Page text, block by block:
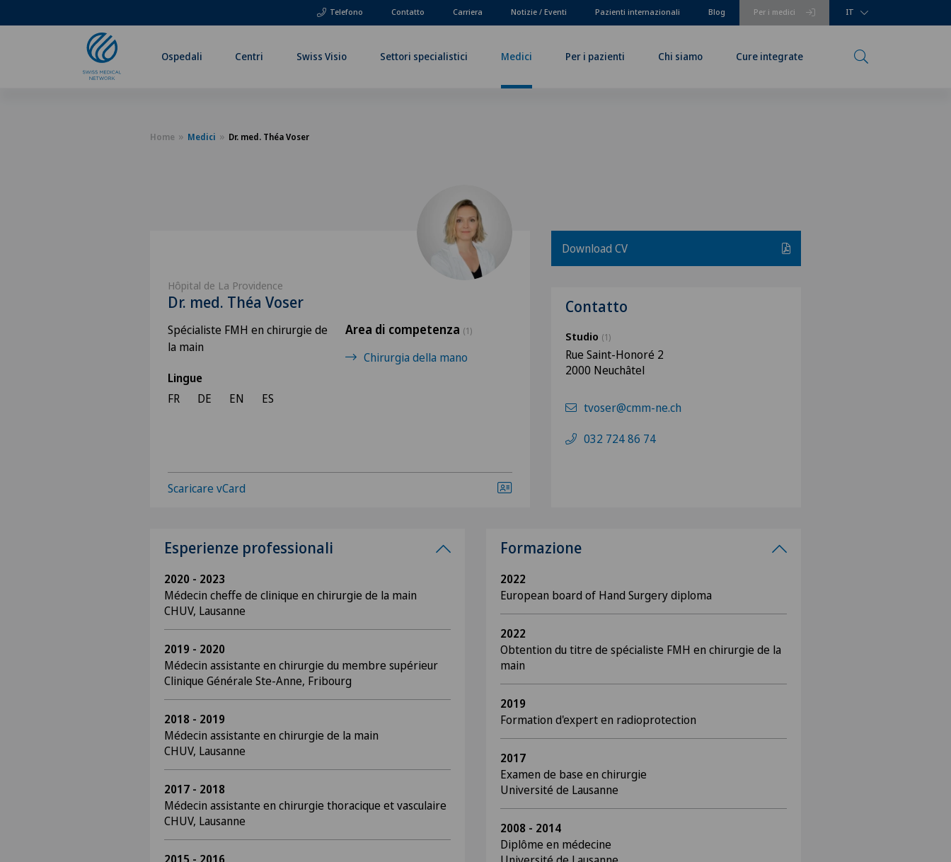
Telefono Per i medici
Contatto Carriera Notizie / Eventi Pazienti internazionali Blog IT
Ospedali Centri Swiss Visio Settori specialistici Medici Per i pazienti Chi siamo Cure integrate
Home Medici Dr. med. Théa Voser
Hôpital de La Providence
Dr. med. Théa Voser
Spécialiste FMH en chirurgie de
la main
Lingue
FR
DE EN ES
Area di competenza (1)
Chirurgia della mano
Scaricare vCard
Download CV
Contatto
Studio (1)
Rue Saint-Honoré 2
2000 Neuchâtel
tvoser@cmm-ne.ch
032 724 86 74
Esperienze professionali
2020 - 2023
Médecin cheffe de clinique en chirurgie de la main
CHUV, Lausanne
2019 - 2020
Médecin assistante en chirurgie du membre supérieur
Clinique Générale Ste-Anne, Fribourg
2018 - 2019
Médecin assistante en chirurgie de la main
CHUV, Lausanne
2017 - 2018
Médecin assistante en chirurgie thoracique et vasculaire
CHUV, Lausanne
Formazione
2022
European board of Hand Surgery diploma
2022
Obtention du titre de spécialiste FMH en chirurgie de la
main
2019
Formation d'expert en radioprotection
2017
Examen de base en chirurgie
Université de Lausanne
2008 - 2014
Diplôme en médecine